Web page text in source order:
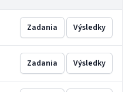
Zadania Výsledky
Zadania Výsledky